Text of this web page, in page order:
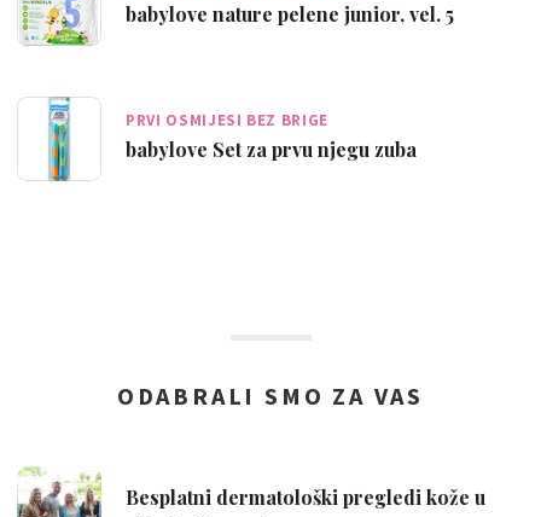
babylove nature pelene junior, vel. 5
PRVI OSMIJESI BEZ BRIGE
babylove Set za prvu njegu zuba